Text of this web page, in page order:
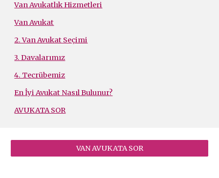
Van Avukatlık Hizmetleri
Van Avukat
2. Van Avukat Seçimi
3. Davalarımız
4. Tecrübemiz
En İyi Avukat Nasıl Bulunur?
AVUKATA SOR
VAN AVUKATA SOR